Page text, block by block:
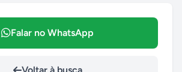
Falar no WhatsApp